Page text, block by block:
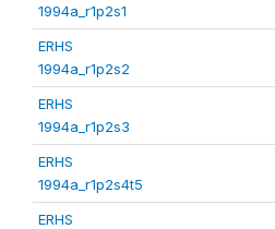
1994a_r1p2s1
ERHS
1994a_r1p2s2
ERHS
1994a_r1p2s3
ERHS
1994a_r1p2s4t5
ERHS